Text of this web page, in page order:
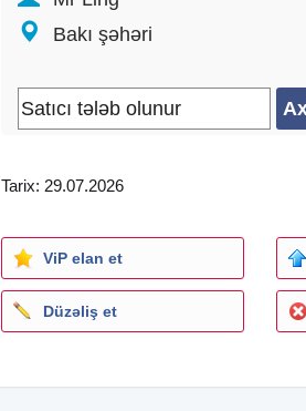
İxtisas:
Şirkət növü: Birbaşa işəgötürən
Təhsil: Elmi dərəcə
Bakı şəhəri
Tarix: 29.07.2026
ViP elan et
Düzəliş et